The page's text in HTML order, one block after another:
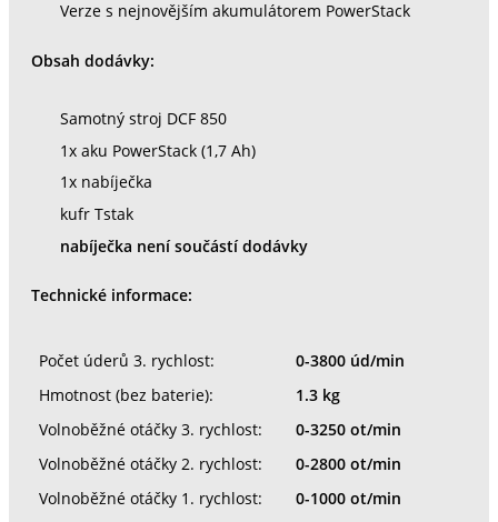
Verze s nejnovějším akumulátorem PowerStack
Obsah dodávky:
Samotný stroj DCF 850
1x aku PowerStack (1,7 Ah)
1x nabíječka
kufr Tstak
nabíječka není součástí dodávky
Technické informace:
Počet úderů 3. rychlost:
0-3800 úd/min
Hmotnost (bez baterie):
1.3 kg
Volnoběžné otáčky 3. rychlost:
0-3250 ot/min
Volnoběžné otáčky 2. rychlost:
0-2800 ot/min
Volnoběžné otáčky 1. rychlost:
0-1000 ot/min